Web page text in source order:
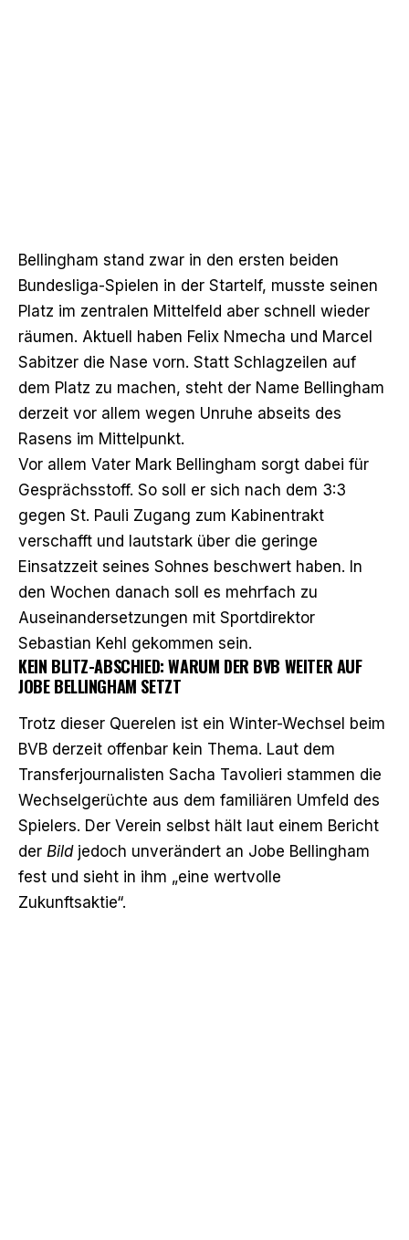
Bellingham stand zwar in den ersten beiden
Bundesliga-Spielen in der Startelf, musste seinen
Platz im zentralen Mittelfeld aber schnell wieder
räumen. Aktuell haben Felix Nmecha und Marcel
Sabitzer die Nase vorn. Statt Schlagzeilen auf
dem Platz zu machen, steht der Name Bellingham
derzeit vor allem wegen Unruhe abseits des
Rasens im Mittelpunkt.
Vor allem Vater Mark Bellingham sorgt dabei für
Gesprächsstoff. So soll er sich nach dem 3:3
gegen St. Pauli Zugang zum Kabinentrakt
verschafft und lautstark über die geringe
Einsatzzeit seines Sohnes beschwert haben. In
den Wochen danach soll es mehrfach zu
Auseinandersetzungen mit Sportdirektor
Sebastian Kehl gekommen sein.
KEIN BLITZ-ABSCHIED: WARUM DER BVB WEITER AUF
JOBE BELLINGHAM SETZT
Trotz dieser Querelen ist ein Winter-Wechsel beim
BVB derzeit offenbar kein Thema. Laut dem
Transferjournalisten Sacha Tavolieri stammen die
Wechselgerüchte aus dem familiären Umfeld des
Spielers. Der Verein selbst hält laut einem Bericht
der Bildjedoch unverändert an Jobe Bellingham
fest und sieht in ihm „eine wertvolle
Zukunftsaktie“.